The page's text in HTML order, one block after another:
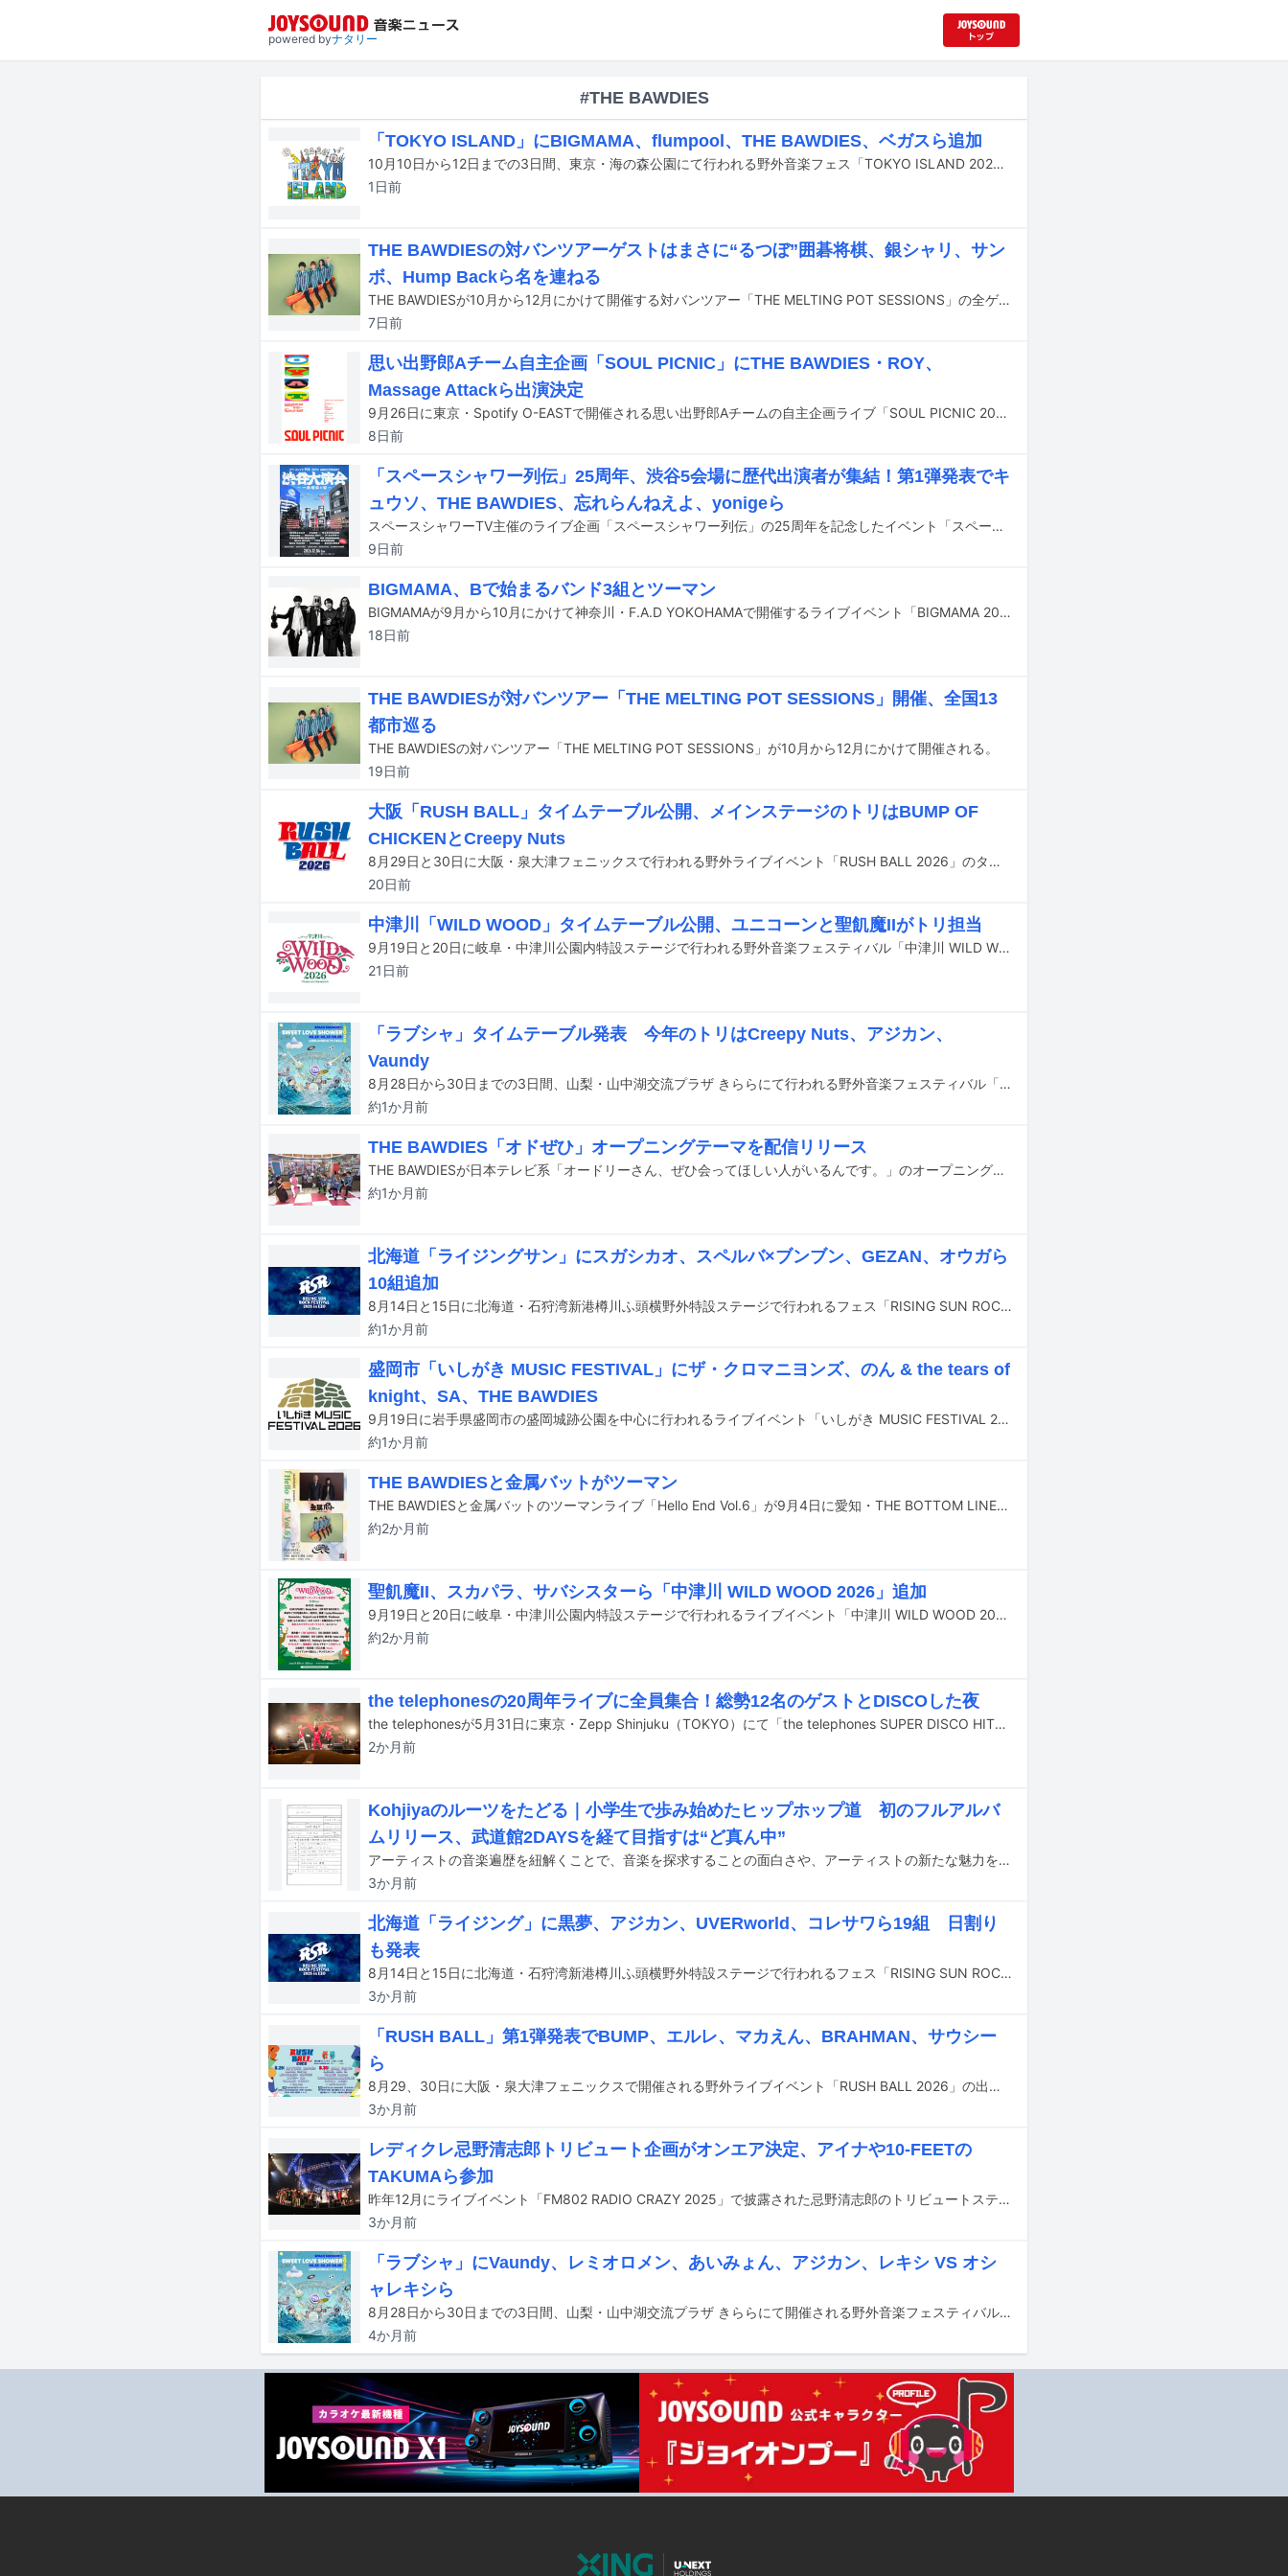
powered byナタリー
#THE BAWDIES
「TOKYO ISLAND」にBIGMAMA、flumpool、THE BAWDIES、ベガスら追加
10月10日から12日までの3日間、東京・海の森公園にて行われる野外音楽フェス「TOKYO ISLAND 2026」の出演アーティスト第3弾が発表された。
1日前
THE BAWDIESの対バンツアーゲストはまさに“るつぼ”囲碁将棋、銀シャリ、サン
ボ、Hump Backら名を連ねる
THE BAWDIESが10月から12月にかけて開催する対バンツアー「THE MELTING POT SESSIONS」の全ゲスト出演者が発表された。
7日前
思い出野郎Aチーム自主企画「SOUL PICNIC」にTHE BAWDIES・ROY、
Massage Attackら出演決定
9月26日に東京・Spotify O-EASTで開催される思い出野郎Aチームの自主企画ライブ「SOUL PICNIC 2026 SHIBUYA」の出演アーティスト第1弾が発表された。
8日前
「スペースシャワー列伝」25周年、渋谷5会場に歴代出演者が集結！第1弾発表でキ
ュウソ、THE BAWDIES、忘れらんねえよ、yonigeら
スペースシャワーTV主催のライブ企画「スペースシャワー列伝」の25周年を記念したイベント「スペースシャワー列伝 25th ANNIVERSARY 渋谷大演会 ～一志相伝の宴～」が、12月6日に東京・渋谷のライブハウス5会場で開催される。
9日前
BIGMAMA、Bで始まるバンド3組とツーマン
BIGMAMAが9月から10月にかけて神奈川・F.A.D YOKOHAMAで開催するライブイベント「BIGMAMA 20th Anniversary × F.A.D YOKOHAMA 30th Anniversary『全てがBになる』」のゲストアーティストが発表された。
18日前
THE BAWDIESが対バンツアー「THE MELTING POT SESSIONS」開催、全国13
都市巡る
THE BAWDIESの対バンツアー「THE MELTING POT SESSIONS」が10月から12月にかけて開催される。
19日前
大阪「RUSH BALL」タイムテーブル公開、メインステージのトリはBUMP OF
CHICKENとCreepy Nuts
8月29日と30日に大阪・泉大津フェニックスで行われる野外ライブイベント「RUSH BALL 2026」のタイムテーブルが公開された。
20日前
中津川「WILD WOOD」タイムテーブル公開、ユニコーンと聖飢魔IIがトリ担当
9月19日と20日に岐阜・中津川公園内特設ステージで行われる野外音楽フェスティバル「中津川 WILD WOOD 2026」のタイムテーブルが公開された。
21日前
「ラブシャ」タイムテーブル発表 今年のトリはCreepy Nuts、アジカン、
Vaundy
8月28日から30日までの3日間、山梨・山中湖交流プラザ きららにて行われる野外音楽フェスティバル「SPACE SHOWER SWEET LOVE SHOWER 2026」のタイムテーブルが発表された。
約1か月前
THE BAWDIES「オドぜひ」オープニングテーマを配信リリース
THE BAWDIESが日本テレビ系「オードリーさん、ぜひ会ってほしい人がいるんです。」のオープニングテーマ「(Theme From) The Odozehi」を本日7月1日に配信リリースした。
約1か月前
北海道「ライジングサン」にスガシカオ、スペルバ×ブンブン、GEZAN、オウガら
10組追加
8月14日と15日に北海道・石狩湾新港樽川ふ頭横野外特設ステージで行われるフェス「RISING SUN ROCK FESTIVAL 2026 in EZO」の出演アーティスト第4弾が発表された。
約1か月前
盛岡市「いしがき MUSIC FESTIVAL」にザ・クロマニヨンズ、のん & the tears of
knight、SA、THE BAWDIES
9月19日に岩手県盛岡市の盛岡城跡公園を中心に行われるライブイベント「いしがき MUSIC FESTIVAL 2026」の出演アーティスト第2弾が発表された。
約1か月前
THE BAWDIESと金属バットがツーマン
THE BAWDIESと金属バットのツーマンライブ「Hello End Vol.6」が9月4日に愛知・THE BOTTOM LINEで開催される。
約2か月前
聖飢魔II、スカパラ、サバシスターら「中津川 WILD WOOD 2026」追加
9月19日と20日に岐阜・中津川公園内特設ステージで行われるライブイベント「中津川 WILD WOOD 2026」の最終出演アーティストが発表された。
約2か月前
the telephonesの20周年ライブに全員集合！総勢12名のゲストとDISCOした夜
the telephonesが5月31日に東京・Zepp Shinjuku（TOKYO）にて「the telephones SUPER DISCO HITS!!! -20周年ファイナルだよ、全員集合-」を開催した。
2か月前
Kohjiyaのルーツをたどる｜小学生で歩み始めたヒップホップ道 初のフルアルバ
ムリリース、武道館2DAYSを経て目指すは“ど真ん中”
アーティストの音楽遍歴を紐解くことで、音楽を探求することの面白さや、アーティストの新たな魅力を浮き彫りにするこの企画。今回は「RAPSTAR 2024」王者であり、6月1、2日に東京・日本武道館公演を控えているKohjiyaの音楽遍歴に迫った。
3か月前
北海道「ライジング」に黒夢、アジカン、UVERworld、コレサワら19組 日割り
も発表
8月14日と15日に北海道・石狩湾新港樽川ふ頭横野外特設ステージで行われるフェス「RISING SUN ROCK FESTIVAL 2026 in EZO」の出演アーティスト第3弾および各アーティストの出演日が発表された。
3か月前
「RUSH BALL」第1弾発表でBUMP、エルレ、マカえん、BRAHMAN、サウシー
ら
8月29、30日に大阪・泉大津フェニックスで開催される野外ライブイベント「RUSH BALL 2026」の出演アーティスト第1弾が発表された。
3か月前
レディクレ忌野清志郎トリビュート企画がオンエア決定、アイナや10-FEETの
TAKUMAら参加
昨年12月にライブイベント「FM802 RADIO CRAZY 2025」で披露された忌野清志郎のトリビュートステージ「忌野清志郎 ナニワ・サリバン・ショー ー令和残侠伝ー」の模様が、5月3日21:00～22:00に放送されるFM802「802 BINTANG GARDEN『忌野清志郎 ナニワ・サリバン・ショー ー令和残侠伝ー』LIVE ON AIR!!」内でオンエアされる。
3か月前
「ラブシャ」にVaundy、レミオロメン、あいみょん、アジカン、レキシ VS オシ
ャレキシら
8月28日から30日までの3日間、山梨・山中湖交流プラザ きららにて開催される野外音楽フェスティバル「SPACE SHOWER SWEET LOVE SHOWER 2026」の出演アーティスト第1弾と日割りが発表された。
4か月前